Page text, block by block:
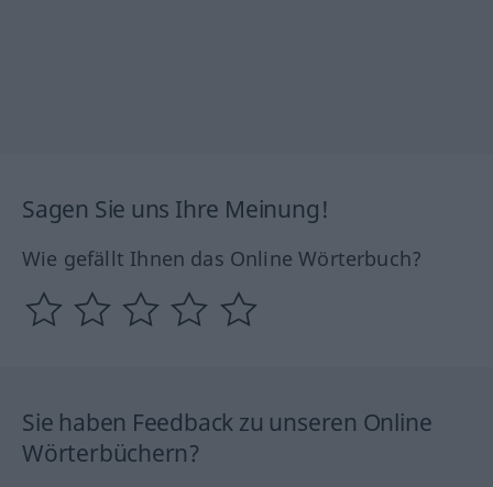
Sagen Sie uns Ihre Meinung!
Wie gefällt Ihnen das Online Wörterbuch?
Sie haben Feedback zu unseren Online
Wörterbüchern?